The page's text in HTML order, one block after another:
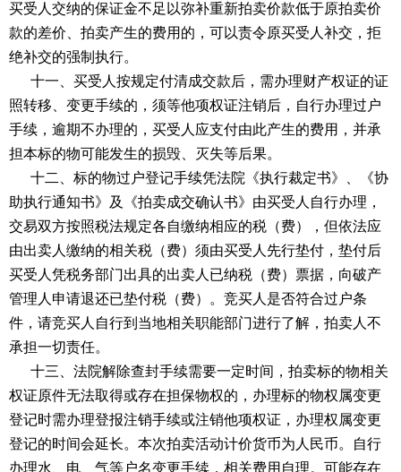
买受人交纳的保证金不足以弥补重新拍卖价款低于原拍卖价
款的差价、拍卖产生的费用的，可以责令原买受人补交，拒
绝补交的强制执行。
十一、买受人按规定付清成交款后，需办理财产权证的证
照转移、变更手续的，须等他项权证注销后，自行办理过户
手续，逾期不办理的，买受人应支付由此产生的费用，并承
担本标的物可能发生的损毁、灭失等后果。
十二、标的物过户登记手续凭法院《执行裁定书》、《协
助执行通知书》及《拍卖成交确认书》由买受人自行办理，
交易双方按照税法规定各自缴纳相应的税（费），但依法应
由出卖人缴纳的相关税（费）须由买受人先行垫付，垫付后
买受人凭税务部门出具的出卖人已纳税（费）票据，向破产
管理人申请退还已垫付税（费）。竞买人是否符合过户条
件，请竞买人自行到当地相关职能部门进行了解，拍卖人不
承担一切责任。
十三、法院解除查封手续需要一定时间，拍卖标的物相关
权证原件无法取得或存在担保物权的，办理标的物权属变更
登记时需办理登报注销手续或注销他项权证，办理权属变更
登记的时间会延长。本次拍卖活动计价货币为人民币。自行
办理水、电、气等户名变更手续，相关费用自理。可能存在